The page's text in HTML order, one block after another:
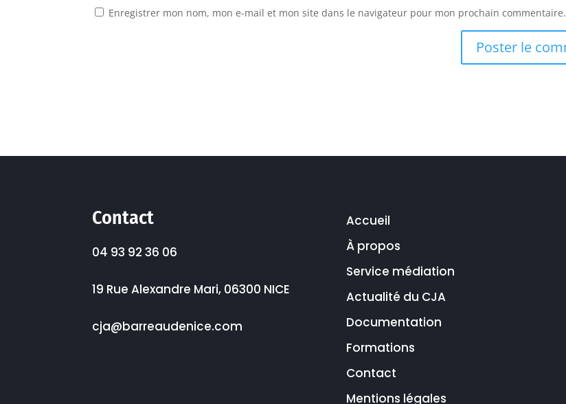
Enregistrer mon nom, mon e-mail et mon site dans le navigateur pour mon prochain commentaire.
Contact
04 93 92 36 06
19 Rue Alexandre Mari, 06300 NICE
cja@barreaudenice.com
Accueil
À propos
Service médiation
Actualité du CJA
Documentation
Formations
Contact
Mentions légales